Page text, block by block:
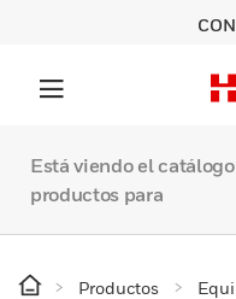
Está viendo el
productos para
Productos